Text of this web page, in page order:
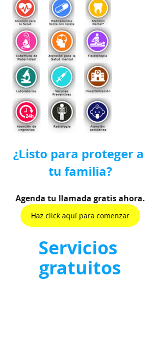
¿Listo para proteger a
tu familia?
Agenda tu llamada gratis ahora.
Haz click aquí para comenzar
Servicios
gratuitos